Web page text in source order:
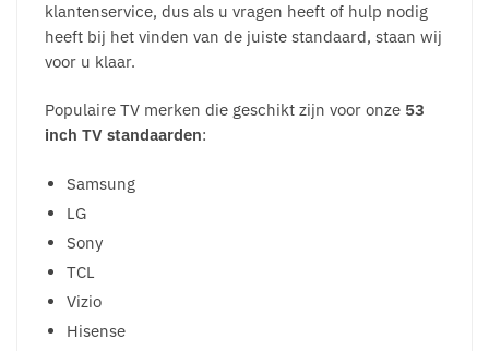
klantenservice, dus als u vragen heeft of hulp nodig
heeft bij het vinden van de juiste standaard, staan wij
voor u klaar.
Populaire TV merken die geschikt zijn voor onze 53
inch TV standaarden:
Samsung
LG
Sony
TCL
Vizio
Hisense